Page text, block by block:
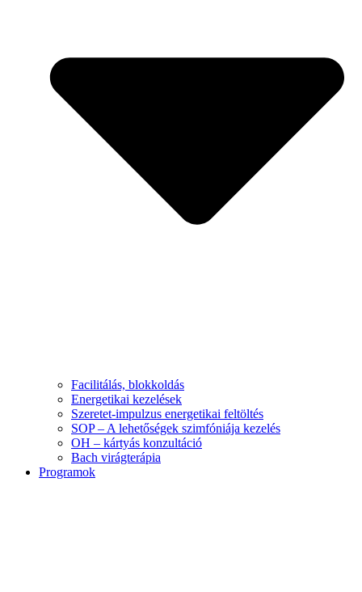
Facilitálás, blokkoldás
Energetikai kezelések
Szeretet-impulzus energetikai feltöltés
SOP – A lehetőségek szimfóniája kezelés
OH – kártyás konzultáció
Bach virágterápia
Programok